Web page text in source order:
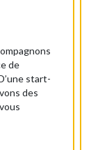
de
start-
des